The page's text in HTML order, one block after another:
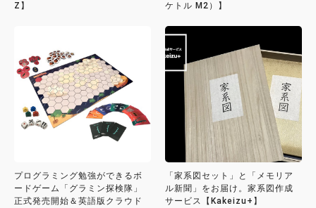
Z】
ケトル M2）】
プログラミング勉強ができるボ
ードゲーム「グラミン探検隊」
正式発売開始＆英語版クラウド
「家系図セット」と「メモリア
ル新聞」をお届け。家系図作成
サービス【Kakeizu+】